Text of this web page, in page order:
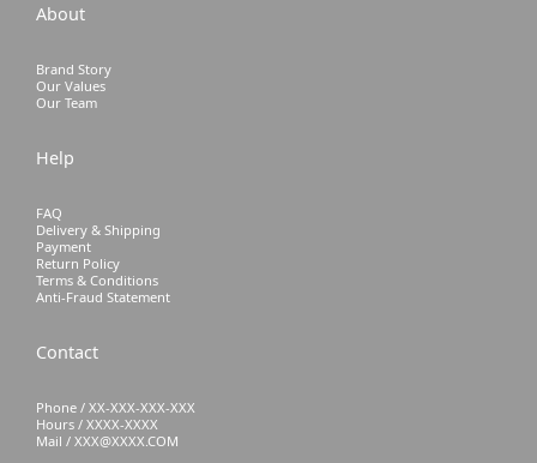
About
Brand Story
Our Values
Our Team
Help
FAQ
Delivery & Shipping
Payment
Return Policy
Terms & Conditions
Anti-Fraud Statement
Contact
Phone / XX-XXX-XXX-XXX
Hours / XXXX-XXXX
Mail / XXX@XXXX.COM